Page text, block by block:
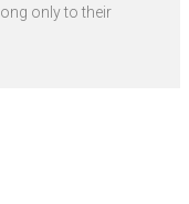
only to their